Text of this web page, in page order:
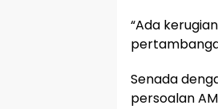
“Ada
Senada
persoalan